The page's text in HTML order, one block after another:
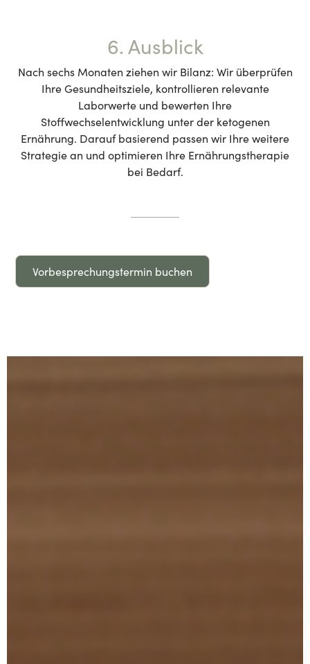
6. Ausblick
Nach sechs Monaten ziehen wir Bilanz: Wir überprüfen
Ihre Gesundheitsziele, kontrollieren relevante
Laborwerte und bewerten Ihre
Stoffwechselentwicklung unter der ketogenen
Ernährung. Darauf basierend passen wir Ihre weitere
Strategie an und optimieren Ihre Ernährungstherapie
bei Bedarf.
Vorbesprechungstermin buchen